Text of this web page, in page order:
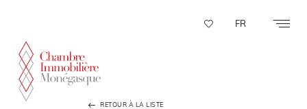
FR
RETOUR À LA LISTE